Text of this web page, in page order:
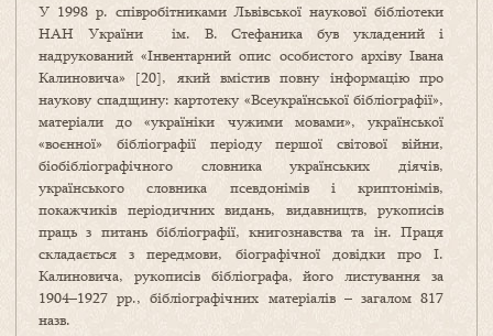
У 1998 р. співробітниками Львівської наукової біб­ліотеки
НАН України ім. В. Стефаника був укладений і
надрукований «Інвентарний опис особистого архіву Івана
Калиновича» [20], який вмістив повну інформацію про
наукову спадщину: картотеку «Всеукраїнської біб­ліо­графії»,
матеріали до «україніки чужими мовами», української
«воєнної» бібліографії періоду першої світової війни,
біобібліографічного словника українських діячів,
українського словника псев­донімів і криптонімів,
покажчиків періодичних видань, видавництв, рукописів
праць з питань бібліографії, книгознавства та ін. Праця
складається з передмови, біографічної довідки про І.
Калиновича, рукописів бібліографа, його листування за
1904–1927 рр., бібліографічних матеріалів – загалом 817
назв.